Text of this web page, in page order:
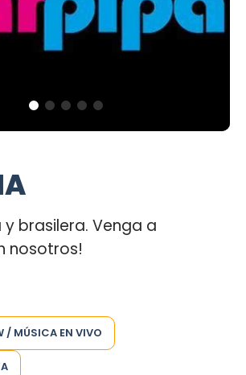
brasilera. Venga a
nosotros!
/ MÚSICA EN VIVO